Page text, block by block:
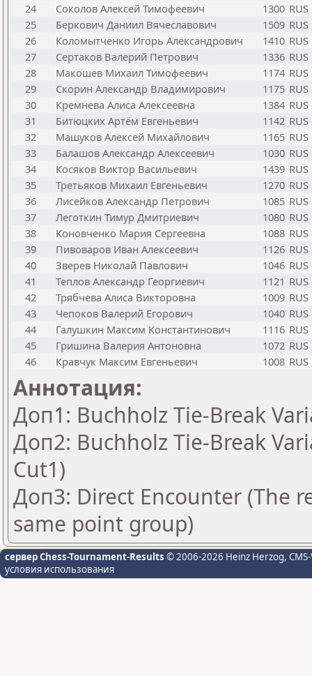
24
Соколов Алексей Тимофеевич 1300 RUS
25
Беркович Даниил Вячеславович 1509 RUS
26
Коломытченко Игорь Александрович 1410 RUS
27
Сертаков Валерий Петрович 1336 RUS
28
Макошев Михаил Тимофеевич 1174 RUS
29
Скорин Александр Владимирович 1175 RUS
30
Кремнева Алиса Алексеевна 1384 RUS
31
Битюцких Артём Евгеньевич 1142 RUS
32
Машуков Алексей Михайлович 1165 RUS
33
Балашов Александр Алексеевич 1030 RUS
34
Косяков Виктор Васильевич 1439 RUS
35
Третьяков Михаил Евгеньевич 1270 RUS
36
Лисейков Александр Петрович 1085 RUS
37
Леготкин Тимур Дмитриевич 1080 RUS
38
Коновченко Мария Сергеевна 1088 RUS
39
Пивоваров Иван Алексеевич 1126 RUS
40
Зверев Николай Павлович 1046 RUS
41
Теплов Александр Георгиевич 1121 RUS
42
Трябчева Алиса Викторовна 1009 RUS
43
Чепоков Валерий Егорович 1040 RUS
44
Галушкин Максим Константинович 1116 RUS
45
Гришина Валерия Антоновна 1072 RUS
46
Кравчук Максим Евгеньевич 1008 RUS
Аннотация:
Доп1: Buchholz Tie-Break
Доп2: Buchholz Tie-Break
Cut1)
Доп3: Direct Encounter (The
same point group)
сервер Chess-Tournament-Results © 2006-2026 Heinz Herzog,
условия использования